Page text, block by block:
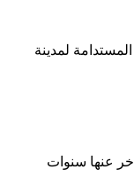
المستدامة لمدينة
عنها سنوات